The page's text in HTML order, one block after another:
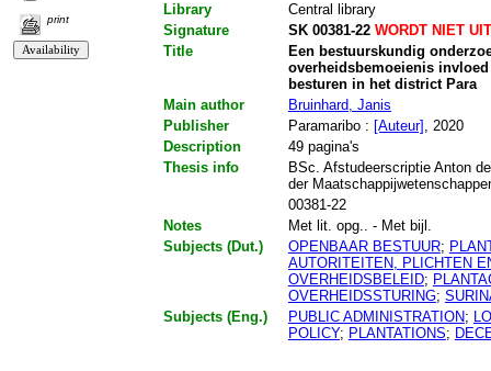
print
Library
Central library
Signature
SK 00381-22WORDT NIET
Title
Een bestuurskundig
overheidsbemoeienis
besturen in het district Para
Main author
Bruinhard, Janis
Publisher
Paramaribo : [Auteur] , 2020
Description
49 pagina's
Thesis info
BSc. Afstudeerscriptie Anton
der
00381-22
Notes
Met lit. opg.. - Met bijl.
Subjects (Dut.)
OPENBAAR BESTUUR;
AUTORITEITEN, PLICHTEN
OVERHEIDSBELEID;
OVERHEIDSSTURING;
Subjects (Eng.)
PUBLIC ADMINISTRATION;
POLICY; PLANTATIONS;